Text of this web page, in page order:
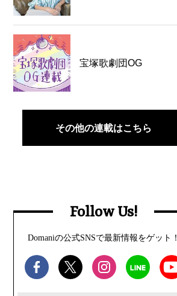
宝塚歌劇団OG
その他の連載はこちら
Follow Us!
Domaniの公式SNSで最新情報をゲット！